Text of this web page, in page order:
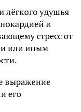
удушья
и
стресс от
или иным
выражение
его